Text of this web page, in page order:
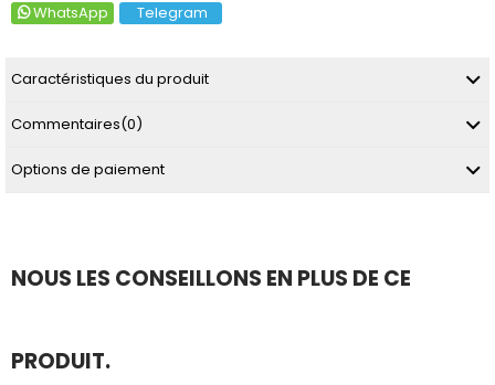
WhatsApp Telegram
Caractéristiques du produit
Commentaires(0)
Options de paiement
NOUS LES CONSEILLONS EN PLUS DE CE
PRODUIT.